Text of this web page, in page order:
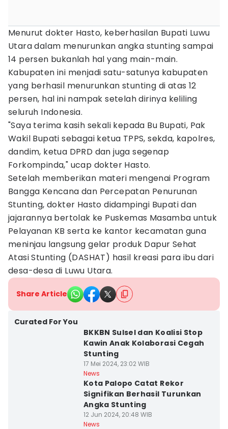
Menurut dokter Hasto, keberhasilan Bupati Luwu
Utara dalam menurunkan angka stunting sampai
14 persen bukanlah hal yang main-main.
Kabupaten ini menjadi satu-satunya kabupaten
yang berhasil menurunkan stunting di atas 12
persen, hal ini nampak setelah dirinya keliling
seluruh Indonesia.
"Saya terima kasih sekali kepada Bu Bupati, Pak
Wakil Bupati sebagai ketua TPPS, sekda, kapolres,
dandim, ketua DPRD dan juga segenap
Forkompinda," ucap dokter Hasto.
Setelah memberikan materi mengenai Program
Bangga Kencana dan Percepatan Penurunan
Stunting, dokter Hasto didampingi Bupati dan
jajarannya bertolak ke Puskemas Masamba untuk
Pelayanan KB serta ke kantor kecamatan guna
meninjau langsung gelar produk Dapur Sehat
Atasi Stunting (DASHAT) hasil kreasi para ibu dari
desa-desa di Luwu Utara.
Share Article
Curated For You
BKKBN Sulsel dan Koalisi Stop
Kawin Anak Kolaborasi Cegah
Stunting
17 Mei 2024, 23:02 WIB
News
Kota Palopo Catat Rekor
Signifikan Berhasil Turunkan
Angka Stunting
12 Jun 2024, 20:48 WIB
News